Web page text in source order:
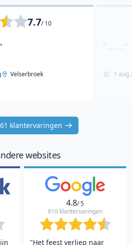
7.7/ 10
Velserbroek
"........."
1 aug
18261 klantervaringen
websites
4.8/ 5
910 klantervaringen
"Het feest verliep naar